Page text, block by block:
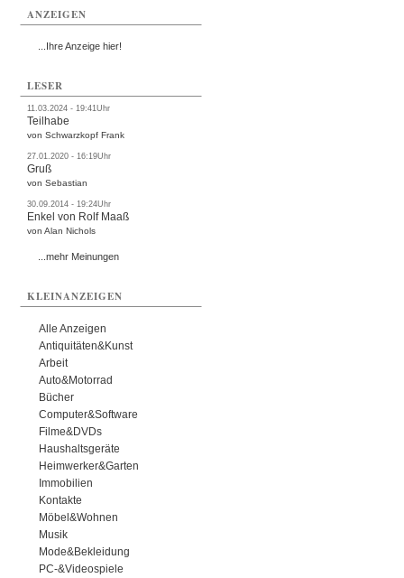
ANZEIGEN
...Ihre Anzeige hier!
LESER
11.03.2024 - 19:41Uhr
Teilhabe
von Schwarzkopf Frank
27.01.2020 - 16:19Uhr
Gruß
von Sebastian
30.09.2014 - 19:24Uhr
Enkel von Rolf Maaß
von Alan Nichols
...mehr Meinungen
KLEINANZEIGEN
Alle Anzeigen
Antiquitäten&Kunst
Arbeit
Auto&Motorrad
Bücher
Computer&Software
Filme&DVDs
Haushaltsgeräte
Heimwerker&Garten
Immobilien
Kontakte
Möbel&Wohnen
Musik
Mode&Bekleidung
PC-&Videospiele